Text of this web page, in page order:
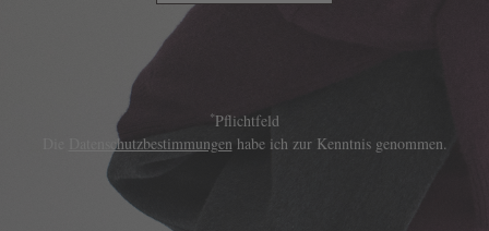
*Pflichtfeld
Datenschutzbestimmungen habe ich zur Kenntnis genommen.